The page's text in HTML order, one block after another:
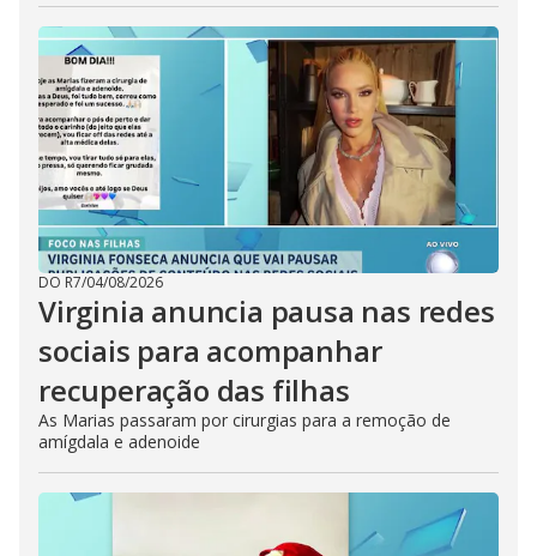
DO R7/04/08/2026
Virginia anuncia pausa nas redes
sociais para acompanhar
recuperação das filhas
As Marias passaram por cirurgias para a remoção de
amígdala e adenoide